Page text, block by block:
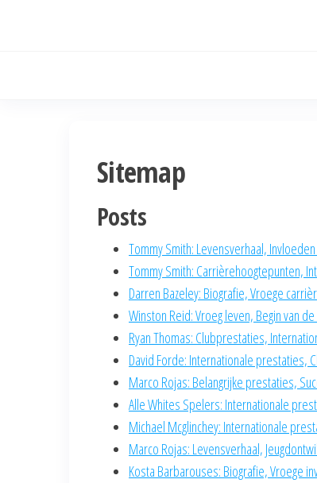
Sitemap
Posts
Tommy Smith: Levensverhaal,
Tommy Smith: Carrièrehoogtepunten,
Darren Bazeley: Biografie, Vroege
Winston Reid: Vroeg leven, Begin van
Ryan Thomas: Clubprestaties,
David Forde: Internationale prestaties,
Marco Rojas: Belangrijke prestaties,
Alle Whites Spelers: Internationale
Michael Mcglinchey: Internationale
Marco Rojas: Levensverhaal,
Kosta Barbarouses: Biografie, Vroege